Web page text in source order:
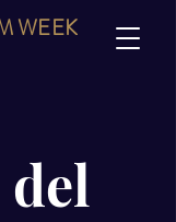
WEEK